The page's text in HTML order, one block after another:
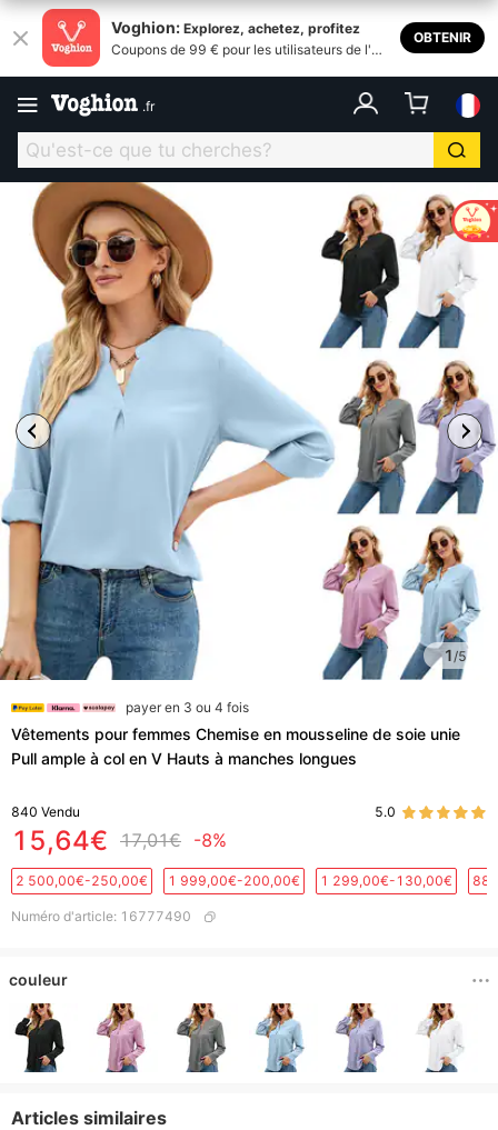
Voghion: Explorez, achetez, profitez
Coupons de 99 € pour les utilisateurs de l'ap
OBTENIR
.fr
1/5
payer en 3 ou 4 fois
Vêtements pour femmes Chemise en mousseline de soie unie
Pull ample à col en V Hauts à manches longues
840 Vendu 5.0
15,64€ 17,01€ -8%
2 500,00€-250,00€ 1 999,00€-200,00€ 1 299,00€-130,00€
Numéro d'article: 16777490
couleur
Articles similaires